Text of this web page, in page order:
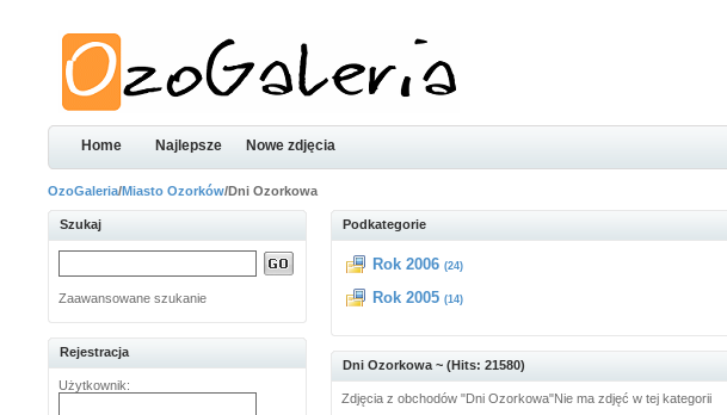
Home Najlepsze Nowe zdjęcia
OzoGaleria/Miasto Ozorków/Dni Ozorkowa
Szukaj
Zaawansowane szukanie
Rejestracja
Użytkownik:
Podkategorie
Rok 2006 (24)
Rok 2005 (14)
Dni Ozorkowa ~ (Hits: 21580)
Zdjęcia z obchodów "Dni Ozorkowa"Nie ma zdjęć w tej kategorii